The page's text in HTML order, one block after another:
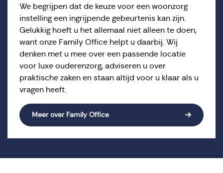
We begrijpen dat de keuze voor een woonzorg
instelling een ingrijpende gebeurtenis kan zijn.
Gelukkig hoeft u het allemaal niet alleen te doen,
want onze Family Office helpt u daarbij. Wij
denken met u mee over een passende locatie
voor luxe ouderenzorg, adviseren u over
praktische zaken en staan altijd voor u klaar als u
vragen heeft.
Meer over Family Office